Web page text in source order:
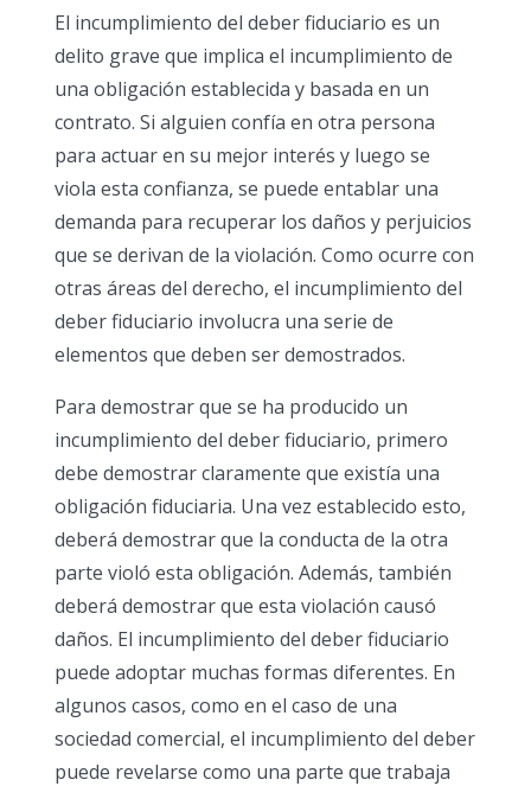
El incumplimiento del deber fiduciario es un
delito grave que implica el incumplimiento de
una obligación establecida y basada en un
contrato. Si alguien confía en otra persona
para actuar en su mejor interés y luego se
viola esta confianza, se puede entablar una
demanda para recuperar los daños y perjuicios
que se derivan de la violación. Como ocurre con
otras áreas del derecho, el incumplimiento del
deber fiduciario involucra una serie de
elementos que deben ser demostrados.
Para demostrar que se ha producido un
incumplimiento del deber fiduciario, primero
debe demostrar claramente que existía una
obligación fiduciaria. Una vez establecido esto,
deberá demostrar que la conducta de la otra
parte violó esta obligación. Además, también
deberá demostrar que esta violación causó
daños. El incumplimiento del deber fiduciario
puede adoptar muchas formas diferentes. En
algunos casos, como en el caso de una
sociedad comercial, el incumplimiento del deber
puede revelarse como una parte que trabaja